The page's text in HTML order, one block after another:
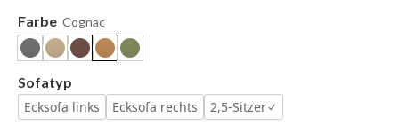
Farbe Cognac
Sofatyp
Ecksofa links
Ecksofa rechts 2,5-Sitzer